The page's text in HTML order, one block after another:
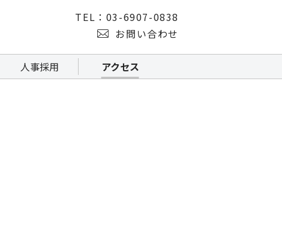
TEL：03-6907-0838
お問い合わせ
人事採用 アクセス